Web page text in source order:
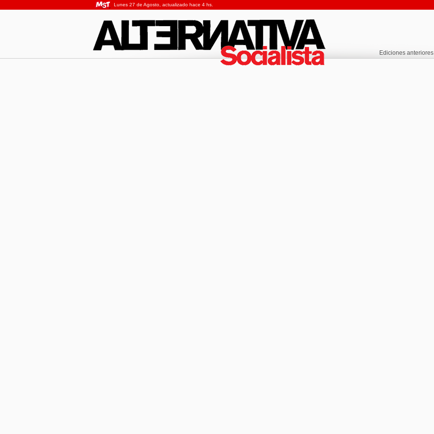
Lunes 27 de Agosto, actualizado hace 4 hs.
Ediciones anteriores